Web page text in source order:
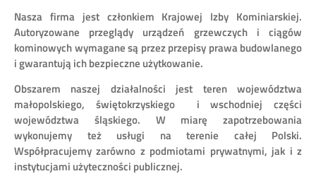
Nasza firma jest członkiem Krajowej Izby Kominiarskiej.
Autoryzowane przeglądy urządzeń grzewczych i ciągów
kominowych wymagane są przez przepisy prawa budowlanego
i gwarantują ich bezpieczne użytkowanie.
Obszarem naszej działalności jest teren województwa
małopolskiego, świętokrzyskiego i wschodniej części
województwa śląskiego. W miarę zapotrzebowania
wykonujemy też usługi na terenie całej Polski.
Współpracujemy zarówno z podmiotami prywatnymi, jak i z
instytucjami użyteczności publicznej.